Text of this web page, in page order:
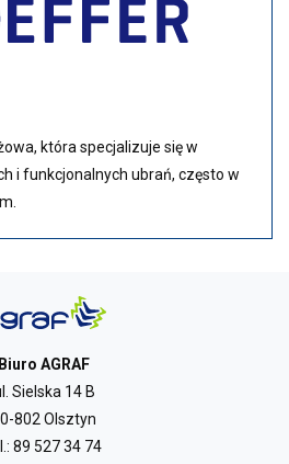
która specjalizuje się w
i funkcjonalnych ubrań, często w
Biuro AGRAF
Sielska 14 B
802 Olsztyn
89 527 34 74